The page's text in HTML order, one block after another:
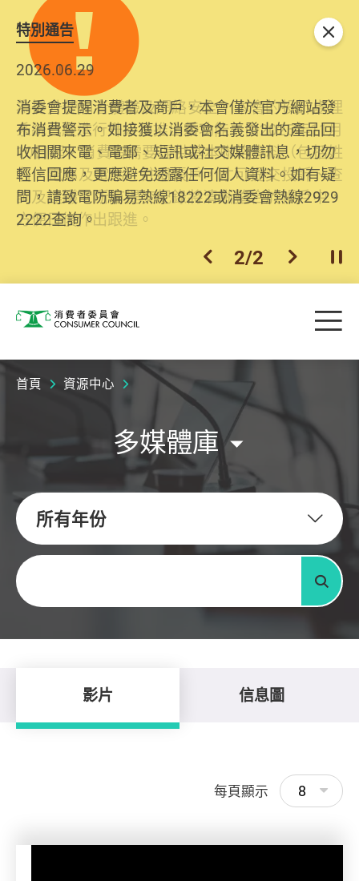
特別通告
2026.06.29
消委會提醒消費者及商戶，本會僅於官方網站發
布消費警示。如接獲以消委會名義發出的產品回
收相關來電、電郵、短訊或社交媒體訊息，切勿
輕信回應，更應避免透露任何個人資料。如有疑
問，請致電防騙易熱線18222或消委會熱線2929
2222查詢。
2025.10.31
為提升使用者體驗及網絡安全，本會的投訴處理
系統已經進行升級及推出新功能。由2025年11月
10日起，消費者需要提供基本聯絡資料（包括姓
名、電郵及電話）註冊帳戶，才可提交投訴、查
詢及建議。所有提交紀錄將清晰整合於帳戶中，
方便日後作出跟進。
上一個
2/2 下一個開
關閉
消費者委員會 目
首頁 資源中心
多媒體庫
所有年份
關鍵字
搜尋
影片 信息圖
每頁顯示 8